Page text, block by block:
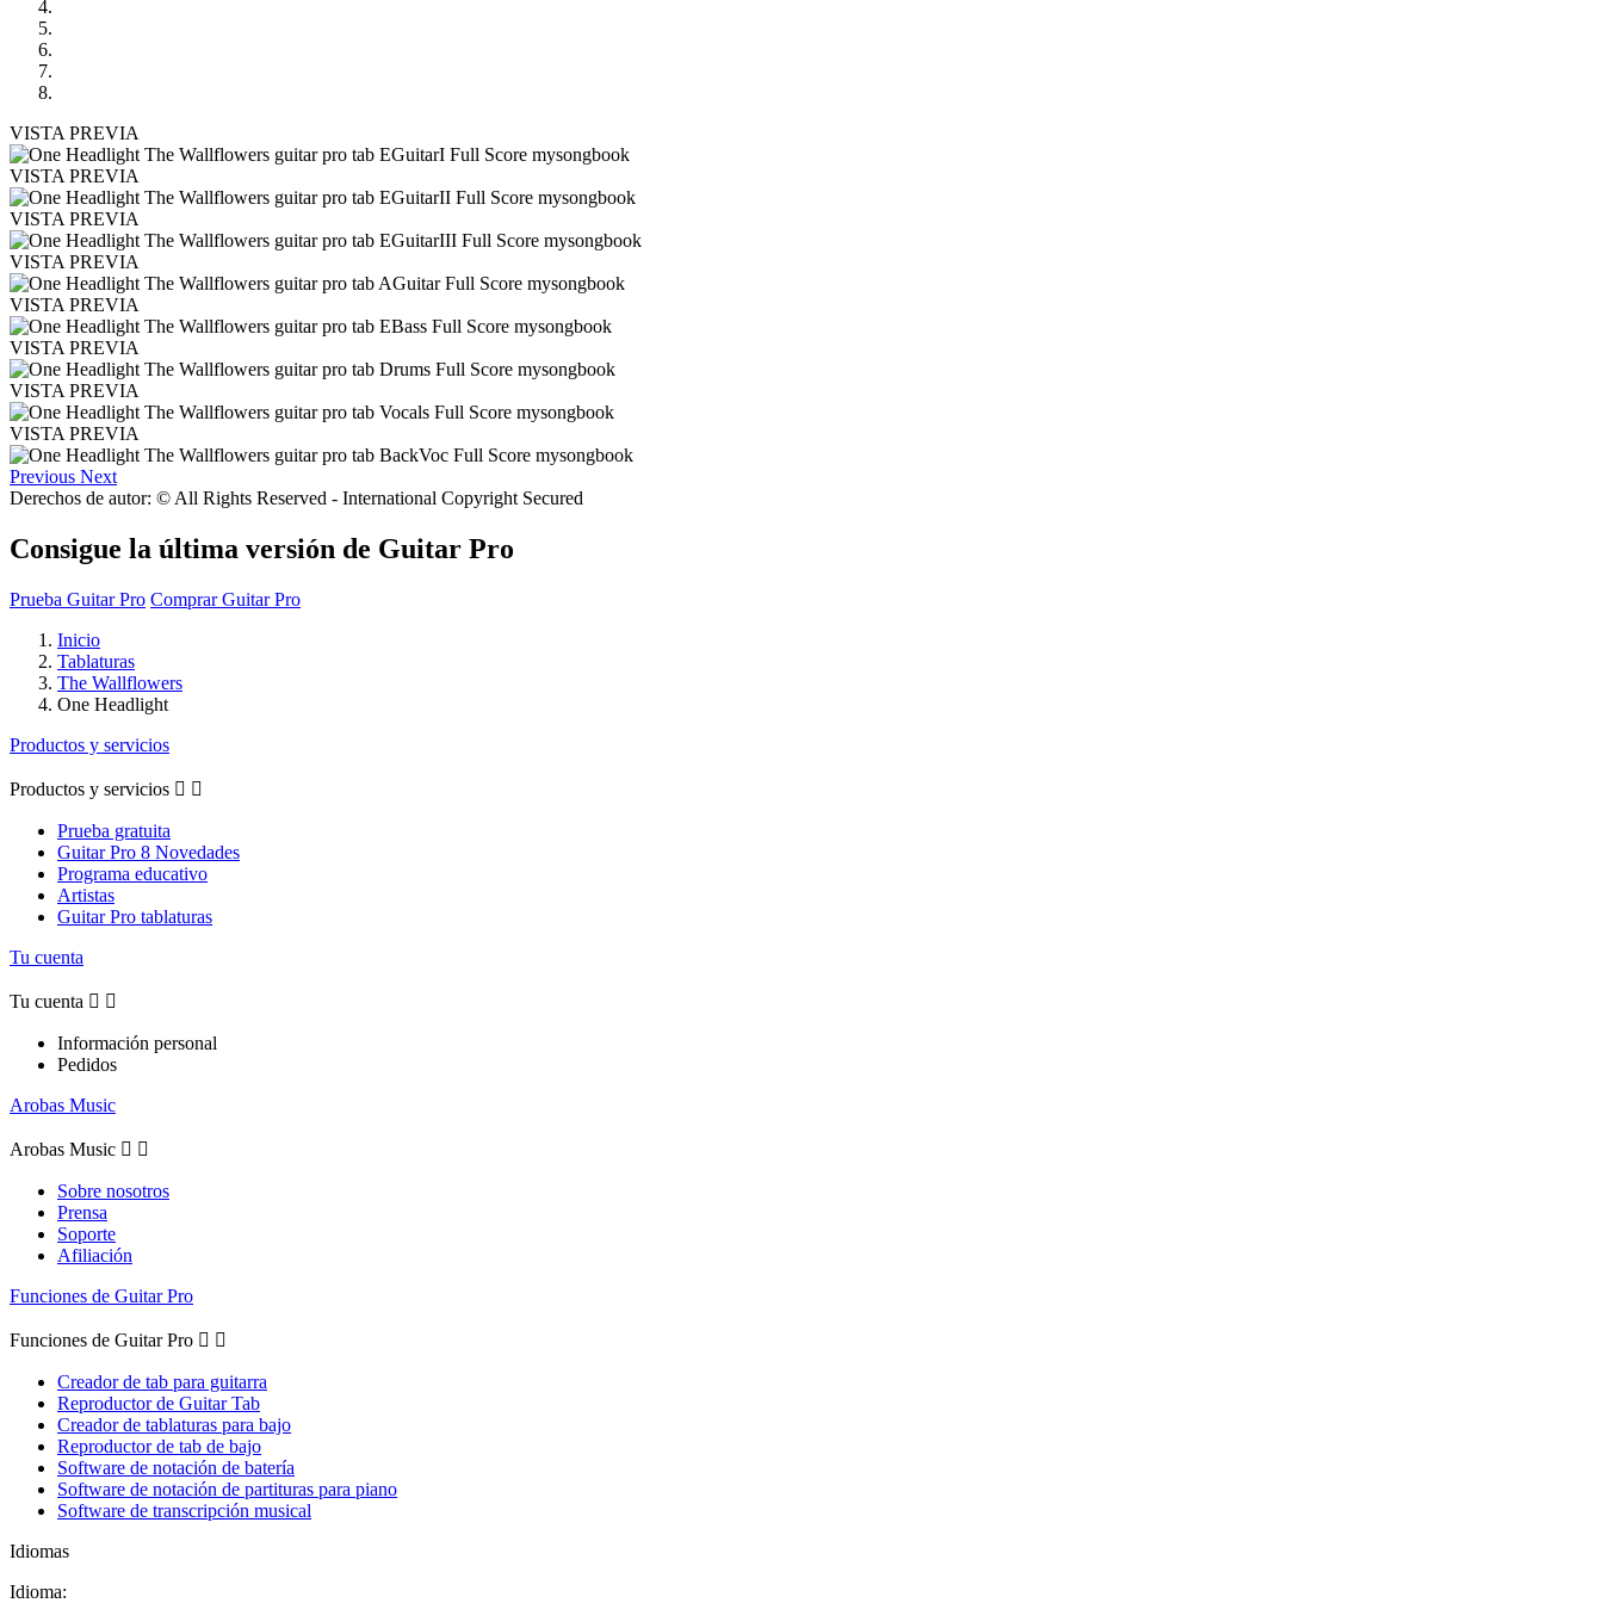
VISTA PREVIA
VISTA PREVIA
VISTA PREVIA
VISTA PREVIA
VISTA PREVIA
VISTA PREVIA
VISTA PREVIA
VISTA PREVIA
Previous Next
Derechos de autor: © All Rights Reserved - International Copyright Secured
Consigue la última versión de Guitar Pro
Prueba Guitar Pro Comprar Guitar Pro
Inicio
Tablaturas
The Wallflowers
One Headlight
Productos y servicios
Productos y servicios  
Prueba gratuita
Guitar Pro 8 Novedades
Programa educativo
Artistas
Guitar Pro tablaturas
Tu cuenta
Tu cuenta  
Información personal
Pedidos
Arobas Music
Arobas Music  
Sobre nosotros
Prensa
Soporte
Afiliación
Funciones de Guitar Pro
Funciones de Guitar Pro  
Creador de tab para guitarra
Reproductor de Guitar Tab
Creador de tablaturas para bajo
Reproductor de tab de bajo
Software de notación de batería
Software de notación de partituras para piano
Software de transcripción musical
Idiomas
Idioma: